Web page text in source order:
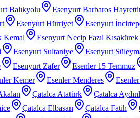
Balıkyolu Esenyurt Barbaros
Esenyurt Hürriyet Esenyurt
Kemal Esenyurt Necip Fazıl Kısakürek
Esenyurt Sultaniye Esenyurt
Esenyurt Zafer Esenler 15 Temmuz
Kemer Esenler Menderes
Çatalca Atatürk Çatalca
Çatalca Elbasan Çatalca Fatih